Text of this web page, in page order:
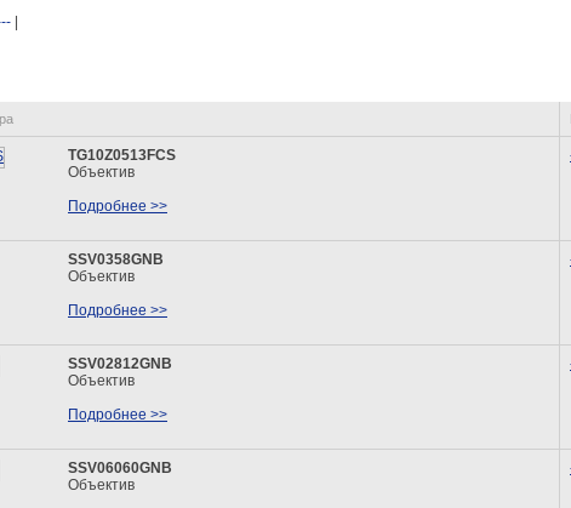
TG10Z0513FCS
Объектив
Подробнее >>
SSV0358GNB
Объектив
Подробнее >>
SSV02812GNB
Объектив
Подробнее >>
SSV06060GNB
Объектив